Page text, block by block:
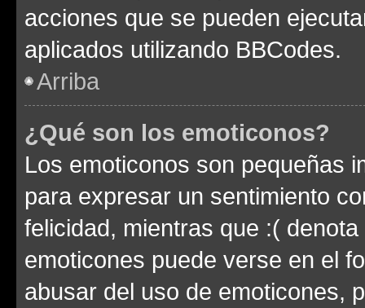
acciones que se pueden
aplicados utilizando BBCodes.
Arriba
¿Qué son los emoticonos?
Los emoticonos son pequeñas
para expresar un sentimiento
felicidad, mientras que :(
emoticones puede verse en el
abusar del uso de emoticones,